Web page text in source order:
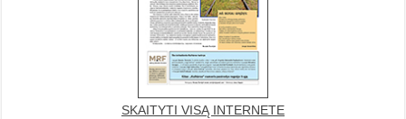
SKAITYTI VISĄ INTERNETE